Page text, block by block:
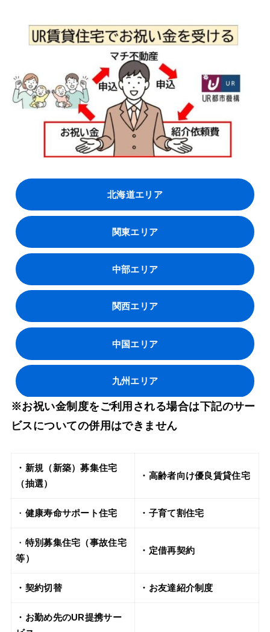
北海道エリア
関東エリア
中部エリア
関西エリア
中国エリア
九州エリア
※お祝い金制度をご利用される場合は下記のサー
ビスについての併用はできません
・新規（新築）募集住宅
（抽選）
・高齢者向け優良賃貸住宅
・ 健康寿命サポート住宅 ・子育て割住宅
・ 特別募集住宅（事故住宅
等）
・定借再契約
・契約切替 ・お友達紹介制度
・お勤め先のUR提携サー